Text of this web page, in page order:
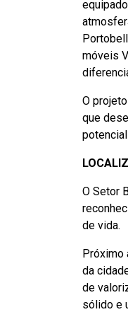
móveis
O
que
O Setor
de vida.
Próximo
da
de
sólido e